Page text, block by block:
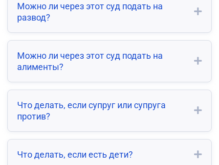
Можно ли через этот суд подать на
развод?
Можно ли через этот суд подать на
алименты?
Что делать, если супруг или супруга
против?
Что делать, если есть дети?